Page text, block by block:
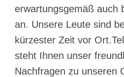
erwartungsgemäß auch
an. Unsere Leute sind
kürzester Zeit vor
steht Ihnen unser
Nachfragen zu unseren